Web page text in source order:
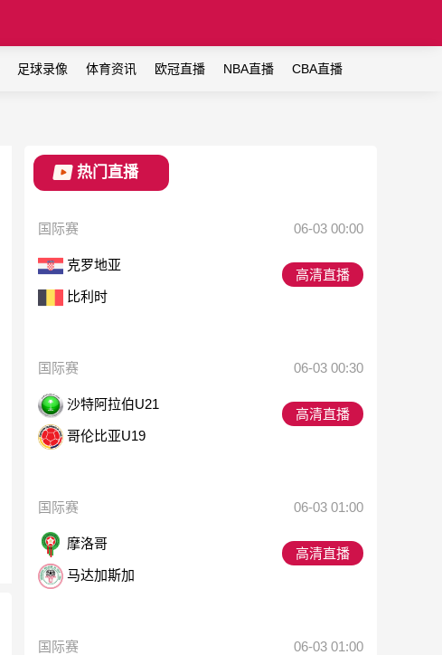
足球录像 体育资讯 欧冠直播 NBA直播 CBA直播
热门直播
国际赛 06-03 00:00
克罗地亚
比利时
高清直播
国际赛 06-03 00:30
沙特阿拉伯U21
哥伦比亚U19
高清直播
国际赛 06-03 01:00
摩洛哥
马达加斯加
高清直播
国际赛 06-03 01:00